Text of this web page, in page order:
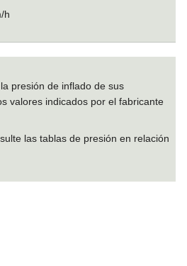
h
presión de inflado de sus
valores indicados por el fabricante
las tablas de presión en relación